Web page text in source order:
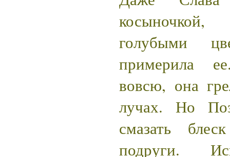
косыночкой,
голубыми
примерила
вовсю, она
лучах. Но
смазать
подруги.